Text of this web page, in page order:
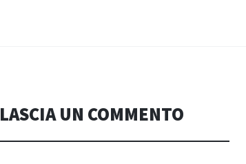
LASCIA UN COMMENTO